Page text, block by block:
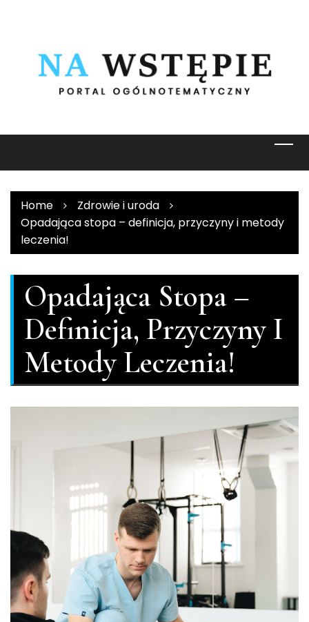
Home
Zdrowie i uroda
Opadająca stopa – definicja, przyczyny i metody
leczenia!
Opadająca Stopa –
Definicja, Przyczyny I
Metody Leczenia!